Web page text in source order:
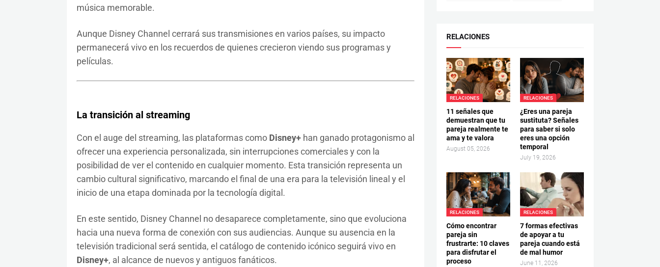
música memorable.
Aunque Disney Channel cerrará sus transmisiones en varios países, su impacto
permanecerá vivo en los recuerdos de quienes crecieron viendo sus programas y
películas.
La transición al streaming
Con el auge del streaming, las plataformas como Disney+han ganado protagonismo al
ofrecer una experiencia personalizada, sin interrupciones comerciales y con la
posibilidad de ver el contenido en cualquier momento. Esta transición representa un
cambio cultural significativo, marcando el final de una era para la televisión lineal y el
inicio de una etapa dominada por la tecnología digital.
En este sentido, Disney Channel no desaparece completamente, sino que evoluciona
hacia una nueva forma de conexión con sus audiencias. Aunque su ausencia en la
televisión tradicional será sentida, el catálogo de contenido icónico seguirá vivo en
Disney+, al alcance de nuevos y antiguos fanáticos.
RELACIONES
RELACIONES
11 señales que
demuestran que tu
pareja realmente te
ama y te valora
August 05, 2026
RELACIONES
¿Eres una pareja
sustituta? Señales
para saber si solo
eres una opción
temporal
July 19, 2026
RELACIONES
Cómo encontrar
pareja sin
frustrarte: 10 claves
para disfrutar el
proceso
RELACIONES
7 formas efectivas
de apoyar a tu
pareja cuando está
de mal humor
June 11, 2026